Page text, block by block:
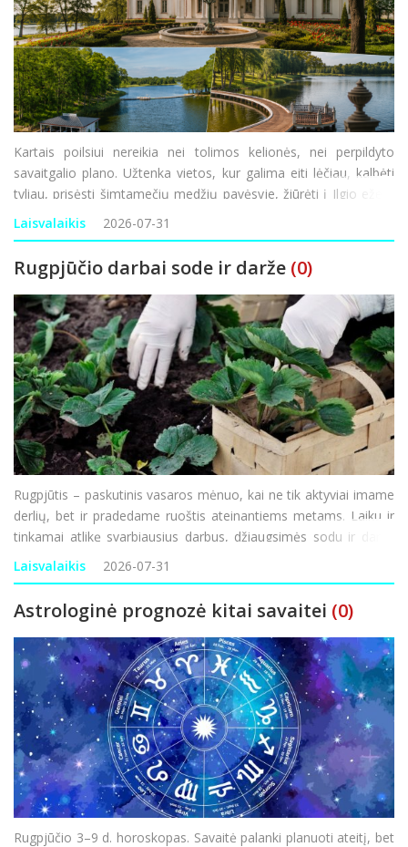
Kartais poilsiui nereikia nei tolimos kelionės, nei perpildyto
savaitgalio plano. Užtenka vietos, kur galima eiti lėčiau, kalbėti
tyliau, prisėsti šimtamečių medžių pavėsyje, žiūrėti į Ilgio ežerą
ir bent trumpam pamiršti nuolatinį skubėjimą. Viena tokių
krypčių – Ilzenbergo dvar
Laisvalaikis 2026-07-31
Rugpjūčio darbai sode ir darže (0)
Rugpjūtis – paskutinis vasaros mėnuo, kai ne tik aktyviai imame
derlių, bet ir pradedame ruoštis ateinantiems metams. Laiku ir
tinkamai atlikę svarbiausius darbus, džiaugsimės sodu ir daržu
ne tik dabar, bet ir ateityje. Darbai darže Pats laikas nuimti
morkų, burokėlių, svogūnų,
Laisvalaikis 2026-07-31
Astrologinė prognozė kitai savaitei (0)
Rugpjūčio 3–9 d. horoskopas. Savaitė palanki planuoti ateitį, bet